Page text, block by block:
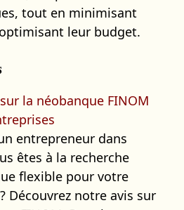
tout en minimisant
leur budget.
la néobanque FINOM
entrepreneur dans
êtes à la recherche
flexible pour votre
Découvrez notre avis sur